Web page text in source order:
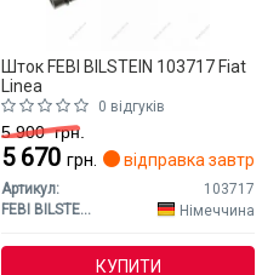
Шток FEBI BILSTEIN 103717 Fiat
Linea
0 відгуків
5 900грн.
5 670 грн. відправка
Артикул:
103717
FEBI BILSTEIN
Німеччина
КУПИТИ